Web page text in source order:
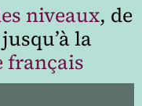
niveaux, de
jusqu’à la
français